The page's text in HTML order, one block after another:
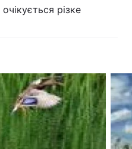
Лайт
Інциденти
Туризм
різке